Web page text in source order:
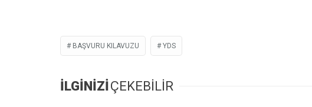
BAŞVURU KILAVUZU YDS
İLGİNİZİÇEKEBİLİR